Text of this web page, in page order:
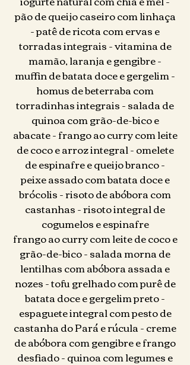
pão de queijo caseiro com linhaça
- patê de ricota com ervas e
torradas integrais - vitamina de
mamão, laranja e gengibre -
muffin de batata doce e gergelim -
homus de beterraba com
torradinhas integrais - salada de
quinoa com grão-de-bico e
abacate - frango ao curry com leite
de coco e arroz integral - omelete
de espinafre e queijo branco -
peixe assado com batata doce e
brócolis - risoto de abóbora com
castanhas - risoto integral de
cogumelos e espinafre
frango ao curry com leite de coco e
grão-de-bico - salada morna de
lentilhas com abóbora assada e
nozes - tofu grelhado com purê de
batata doce e gergelim preto -
espaguete integral com pesto de
castanha do Pará e rúcula - creme
de abóbora com gengibre e frango
desfiado - quinoa com legumes e